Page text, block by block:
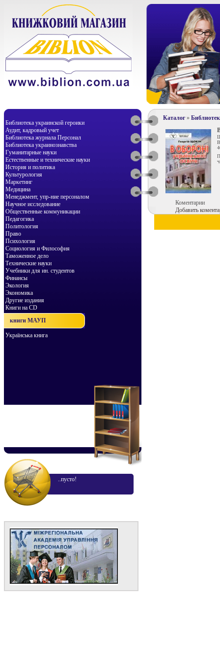
Библиотека украинской героики
Аудит, кадровый учет
Библиотека журнала Персонал
Библиотека украинознавства
Гуманитарные науки
Естественные и технические науки
История и политика
Культурология
Маркетинг
Медицина
Менеджмент, упр-ние персоналом
Научное исследование
Общественные коммуникации
Педагогика
Политология
Право
Психология
Социология и Философия
Таможенное дело
Технические науки
Учебники для ин. студентов
Финансы
Экология
Экономика
Другие издания
Книги на CD
книги МАУП
Українська книга
..пусто!
Каталог»
Коментарии
Добавить